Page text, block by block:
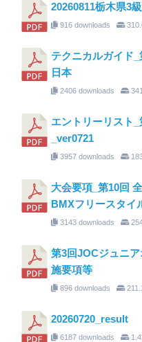
20260811栃木県3
916 downloads
テクニカルガイド
日本
2406 downloads
エントリーリスト
_ver0721
3957 downloads
大会要項_第10回
BMXフリースタイ
3143 downloads
第3回JOCジュニ
施要項等
896 downloads
20260720_result
6187 downloads